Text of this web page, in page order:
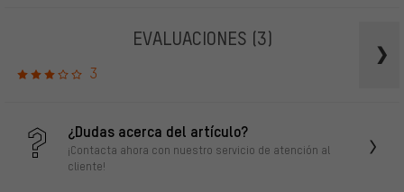
EVALUACIONES (3)
3
¿Dudas acerca del artículo?
¡Contacta ahora con nuestro servicio de atención al
cliente!